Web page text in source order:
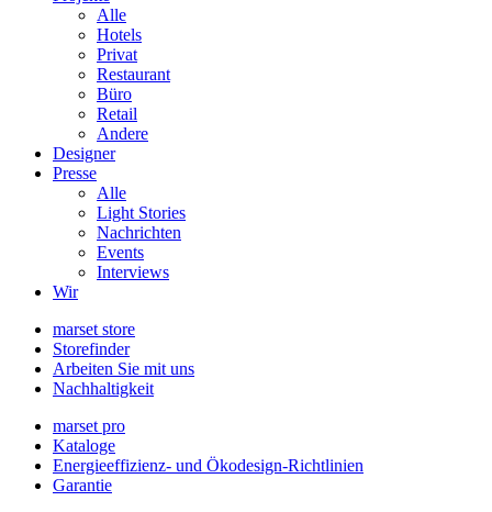
Alle
Hotels
Privat
Restaurant
Büro
Retail
Andere
Designer
Presse
Alle
Light Stories
Nachrichten
Events
Interviews
Wir
marset store
Storefinder
Arbeiten Sie mit uns
Nachhaltigkeit
marset pro
Kataloge
Energieeffizienz- und Ökodesign-Richtlinien
Garantie